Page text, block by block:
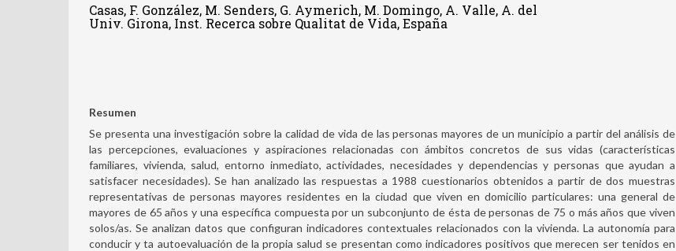
Casas, F. González, M. Senders, G. Aymerich, M. Domingo, A. Valle, A. del
Univ. Girona, Inst. Recerca sobre Qualitat de Vida, España
Resumen
Se presenta una investigación sobre la calidad de vida de las personas mayores de un municipio a partir del análisis de
las percepciones, evaluaciones y aspiraciones relacionadas con ámbitos concretos de sus vidas (características
familiares, vivienda, salud, entorno inmediato, actividades, necesidades y dependencias y personas que ayudan a
satisfacer necesidades). Se han analizado las respuestas a 1988 cuestionarios obtenidos a partir de dos muestras
representativas de personas mayores residentes en la ciudad que viven en domicilio particulares: una general de
mayores de 65 años y una específica compuesta por un subconjunto de ésta de personas de 75 o más años que viven
solos/as. Se analizan datos que configuran indicadores contextuales relacionados con la vivienda. La autonomía para
conducir y ta autoevaluación de la propia salud se presentan como indicadores positivos que merecen ser tenidos en